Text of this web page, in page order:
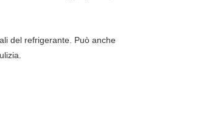
del refrigerante. Può anche